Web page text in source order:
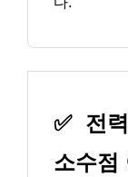
✅ 전
소수점